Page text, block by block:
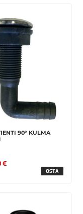
90° KULMA
€
OSTA